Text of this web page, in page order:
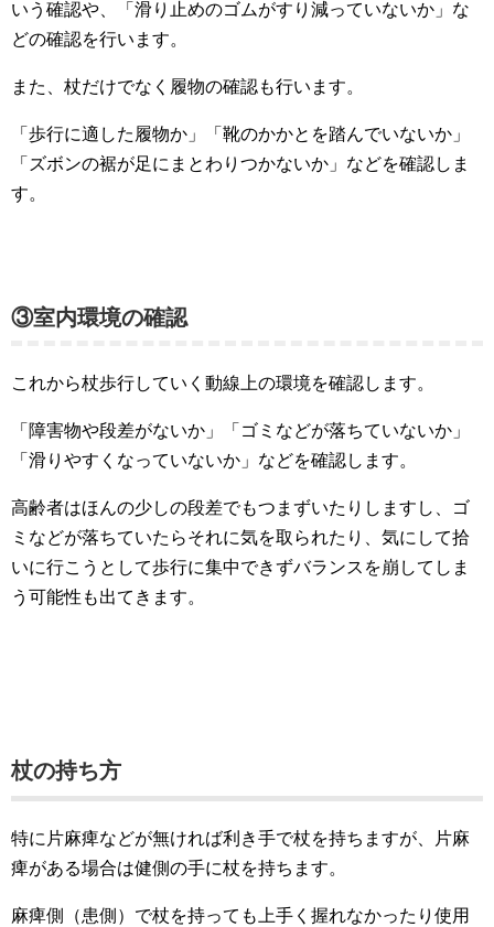
いう確認や、「滑り止めのゴムがすり減っていないか」な
どの確認を行います。
また、杖だけでなく履物の確認も行います。
「歩行に適した履物か」「靴のかかとを踏んでいないか」
「ズボンの裾が足にまとわりつかないか」などを確認しま
す。
③室内環境の確認
これから杖歩行していく動線上の環境を確認します。
「障害物や段差がないか」「ゴミなどが落ちていないか」
「滑りやすくなっていないか」などを確認します。
高齢者はほんの少しの段差でもつまずいたりしますし、ゴ
ミなどが落ちていたらそれに気を取られたり、気にして拾
いに行こうとして歩行に集中できずバランスを崩してしま
う可能性も出てきます。
杖の持ち方
特に片麻痺などが無ければ利き手で杖を持ちますが、片麻
痺がある場合は健側の手に杖を持ちます。
麻痺側（患側）で杖を持っても上手く握れなかったり使用